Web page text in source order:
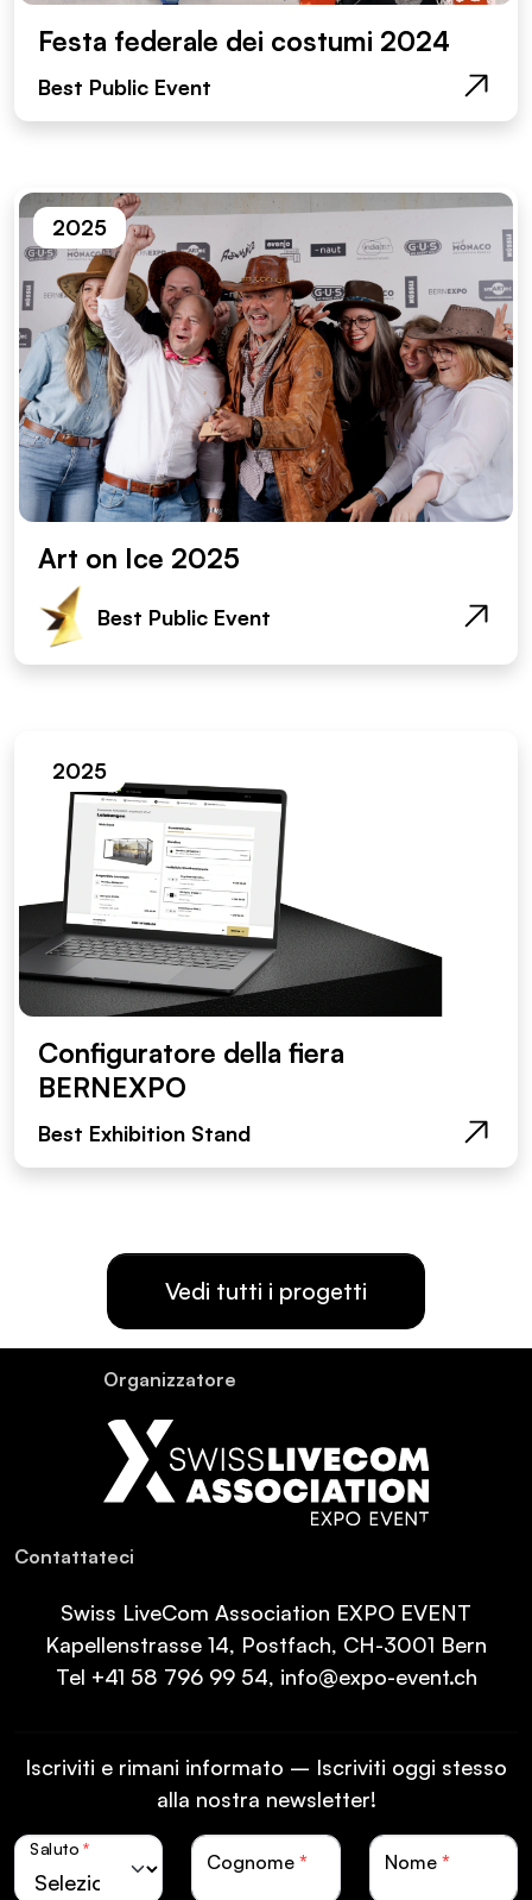
Festa federale dei costumi 2024
Best Public Event
2025
Art on Ice 2025
Best Public Event
2025
Configuratore della fiera
BERNEXPO
Best Exhibition Stand
Vedi tutti i progetti
Or­ganiz­za­tore
Con­tat­ta­teci
Swiss LiveCom Association EXPO EVENT
Kapellenstrasse 14, Postfach, CH-3001 Bern
Tel +41 58 796 99 54, info@expo-event.ch
Iscriviti e rimani informato – Iscriviti oggi stesso
alla nostra newsletter!
Saluto *
Cognome * Nome *